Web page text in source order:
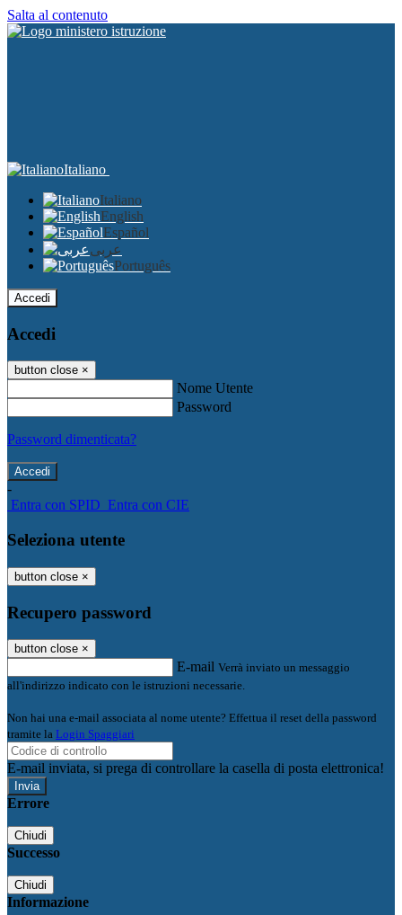
Salta al contenuto
Italiano
Italiano
English
Español
عربى
Português
Accedi
Accedi
button close ×
Nome Utente
Password
Password dimenticata?
-
Entra con SPID Entra con CIE
Seleziona utente
button close ×
Recupero password
button close ×
E-mail Verrà inviato un messaggio
all'indirizzo indicato con le istruzioni necessarie.
Non hai una e-mail associata al nome utente? Effettua il reset della password
tramite la Login Spaggiari
E-mail inviata, si prega di controllare la casella di posta elettronica!
Errore
Chiudi
Successo
Chiudi
Informazione